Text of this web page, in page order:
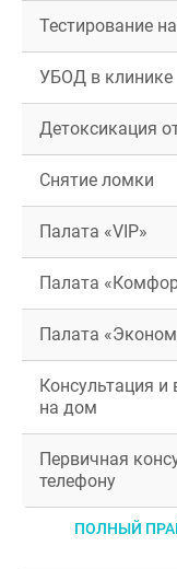
Тестирование
УБОД в клинике
Детоксикация
Снятие ломки
Палата «VIP»
Палата
Палата
Консультация
на дом
Первичная
телефону
ПОЛНЫЙ